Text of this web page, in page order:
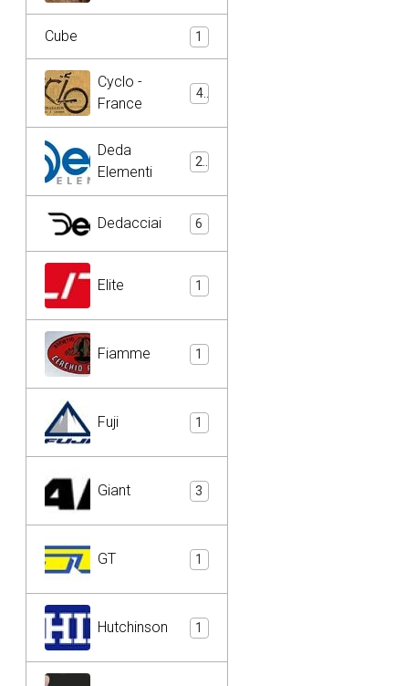
Cube 1
Cyclo -
France
4
Deda
Elementi
Dedacciai 6
Elite 1
Fiamme 1
Fuji 1
Giant 3
GT 1
Hutchinson 1